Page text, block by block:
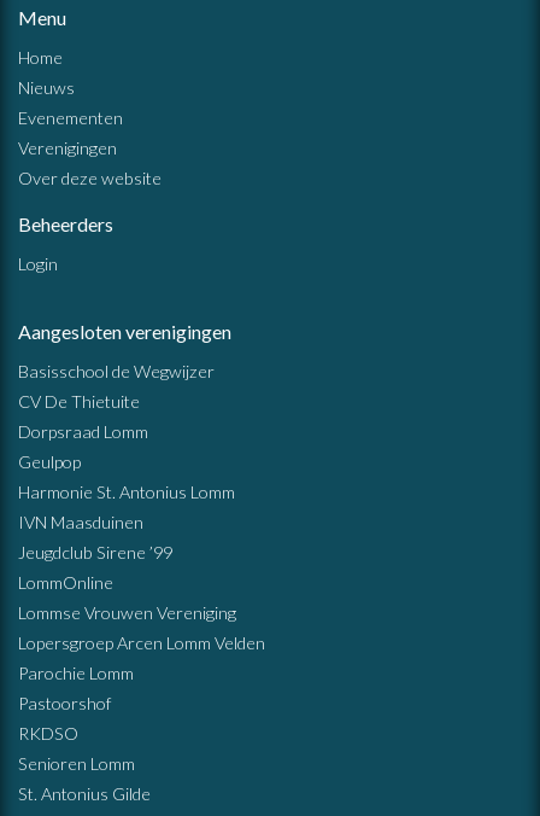
Menu
Home
Nieuws
Evenementen
Verenigingen
Over deze website
Beheerders
Login
Aangesloten verenigingen
Basisschool de Wegwijzer
CV De Thietuite
Dorpsraad Lomm
Geulpop
Harmonie St. Antonius Lomm
IVN Maasduinen
Jeugdclub Sirene ’99
LommOnline
Lommse Vrouwen Vereniging
Lopersgroep Arcen Lomm Velden
Parochie Lomm
Pastoorshof
RKDSO
Senioren Lomm
St. Antonius Gilde